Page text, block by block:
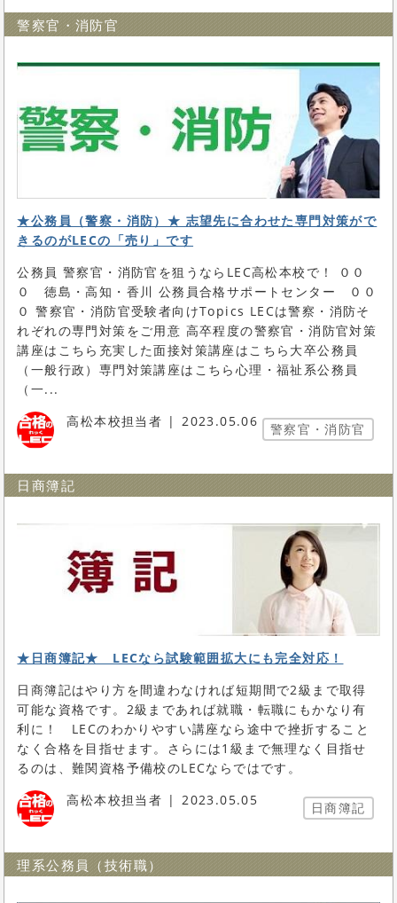
警察官・消防官
★公務員（警察・消防）★ 志望先に合わせた専門対策がで
きるのがLECの「売り」です
公務員 警察官・消防官を狙うならLEC高松本校で！ ００
０ 徳島・高知・香川 公務員合格サポートセンター ００
０ 警察官・消防官受験者向けTopics LECは警察・消防そ
れぞれの専門対策をご用意 高卒程度の警察官・消防官対策
講座はこちら充実した面接対策講座はこちら大卒公務員
（一般行政）専門対策講座はこちら心理・福祉系公務員
（一...
高松本校担当者
2023.05.06 警察官・消防官
日商簿記
★日商簿記★ LECなら試験範囲拡大にも完全対応！
日商簿記はやり方を間違わなければ短期間で2級まで取得
可能な資格です。2級まであれば就職・転職にもかなり有
利に！ LECのわかりやすい講座なら途中で挫折すること
なく合格を目指せます。さらには1級まで無理なく目指せ
るのは、難関資格予備校のLECならではです。
高松本校担当者
2023.05.05 日商簿記
理系公務員（技術職）